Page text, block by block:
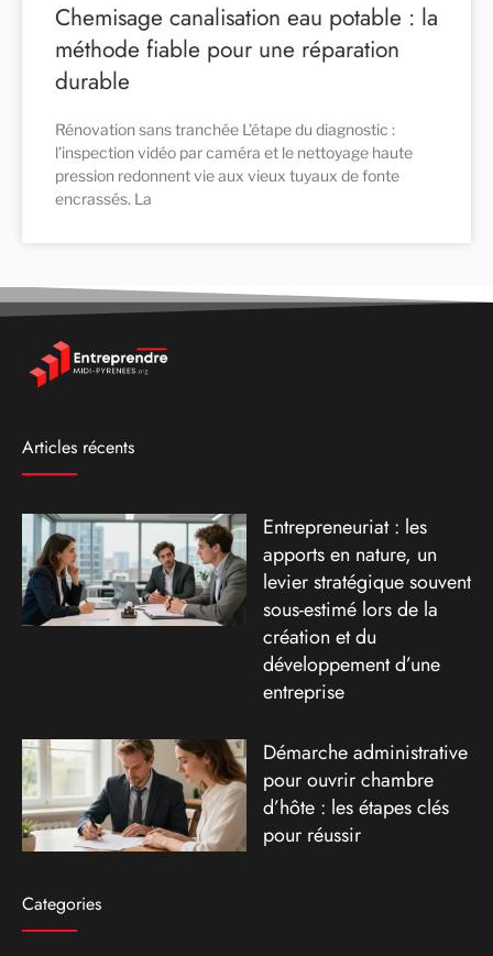
Chemisage canalisation eau potable : la
méthode fiable pour une réparation
durable
Rénovation sans tranchée L’étape du diagnostic :
l’inspection vidéo par caméra et le nettoyage haute
pression redonnent vie aux vieux tuyaux de fonte
encrassés. La
Articles récents
Entrepreneuriat : les
apports en nature, un
levier stratégique souvent
sous-estimé lors de la
création et du
développement d’une
entreprise
Démarche administrative
pour ouvrir chambre
d’hôte : les étapes clés
pour réussir
Categories